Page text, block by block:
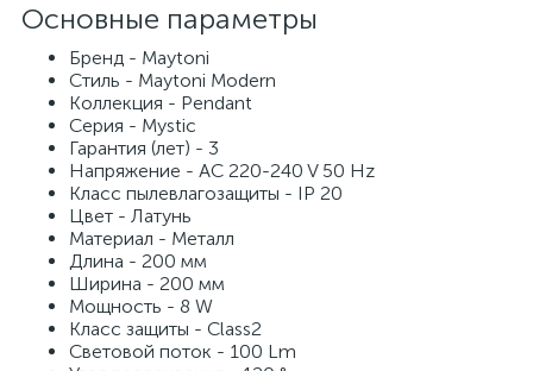
Основные параметры
Бренд - Maytoni
Стиль - Maytoni Modern
Коллекция - Pendant
Серия - Mystic
Гарантия (лет) - 3
Напряжение - AC 220-240 V 50 Hz
Класс пылевлагозащиты - IP 20
Цвет - Латунь
Материал - Металл
Длина - 200 мм
Ширина - 200 мм
Мощность - 8 W
Класс защиты - Class2
Световой поток - 100 Lm